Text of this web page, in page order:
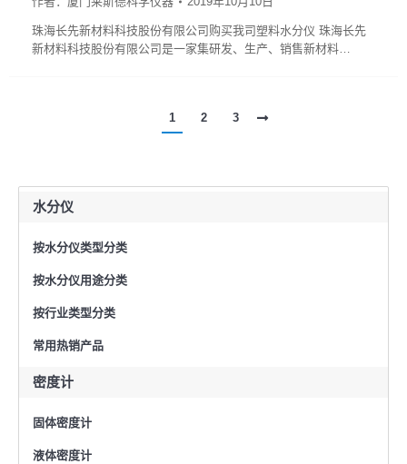
珠海长先新材料科技股份有限公司购买我司塑料水分仪 珠海长先
新材料科技股份有限公司是一家集研发、生产、销售新材料…
1 2 3
水分仪
按水分仪类型分类
按水分仪用途分类
按行业类型分类
常用热销产品
密度计
固体密度计
液体密度计